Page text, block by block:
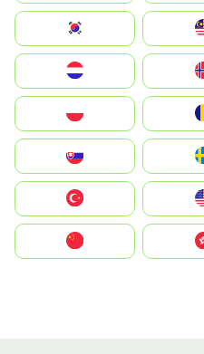
South Korea
United States
中國香港特別行政區